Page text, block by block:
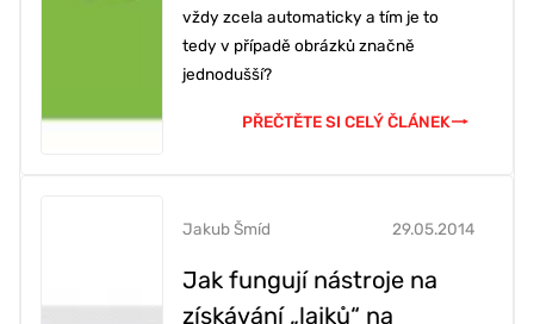
vždy zcela automaticky a tím je to
tedy v případě obrázků značně
jednodušší?
PŘEČTĚTE SI CELÝ ČLÁNEK
Jak fungují nástroje na
získávání „lajků“ na
29.05.2014
Jakub Šmíd